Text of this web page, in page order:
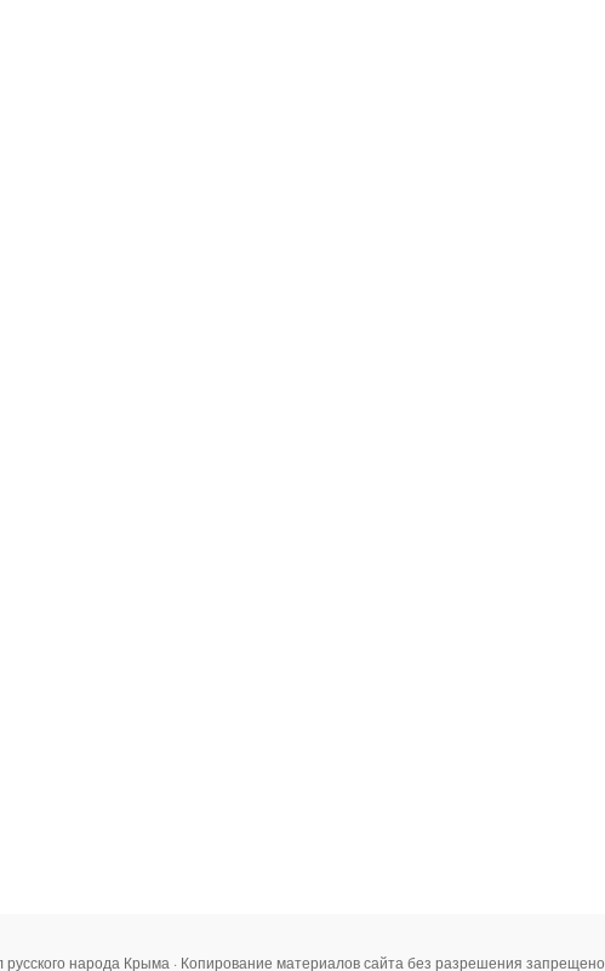
народа Крыма · Копирование материалов сайта без разрешения запрещено